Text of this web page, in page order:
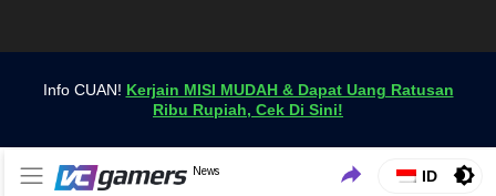
Info CUAN! Kerjain MISI MUDAH & Dapat Uang Ratusan
Ribu Rupiah, Cek Di Sini!
VCGamers News
News
Dapatkan Berita Games Terbaru Hanya di VCGamers
ID